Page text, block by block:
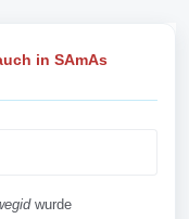
in SAmAs
wurde